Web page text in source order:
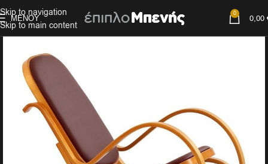
Skip to navigation
Skip to main content
ΜΕΝΟΎ 0 0,00